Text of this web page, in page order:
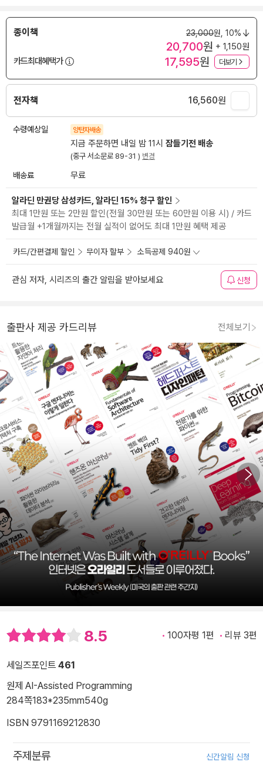
종이책 23,000원, 10%
20,700원 + 1,150원
카드최대혜택가
17,595원 더보기
전자책 16,560원
수령예상일 양탄자배송
지금 주문하면 내일 밤 11시 잠들기전 배송
(중구 서소문로 89-31 ) 변경
배송료 무료
알라딘 만권당 삼성카드, 알라딘 15% 청구 할인
최대 1만원 또는 2만원 할인(전월 30만원 또는 60만원 이용 시) / 카드
발급월 +1개월까지는 전월 실적이 없어도 최대 1만원 혜택 제공
카드/간편결제 할인 무이자 할부 소득공제 940원
관심 저자, 시리즈의 출간 알림을 받아보세요 신청
출판사 제공 카드리뷰 전체보기
8.5 100자평 1편 리뷰 3편
세일즈포인트 461
원제 AI-Assisted Programming
284쪽183*235mm540g
ISBN 9791169212830
주제분류 신간알림 신청